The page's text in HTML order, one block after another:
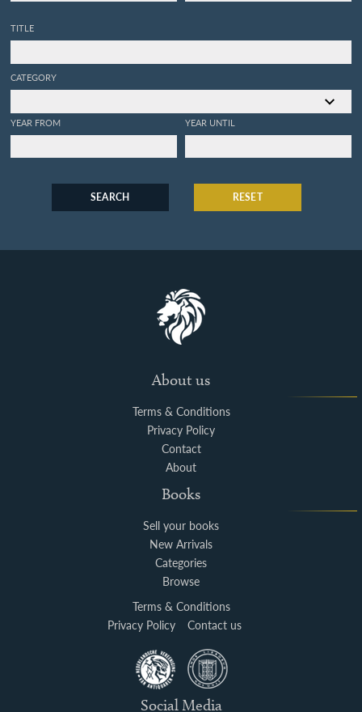
TITLE
CATEGORY
YEAR FROM YEAR UNTIL
SEARCH RESET
About us
Terms & Conditions
Privacy Policy
Contact
About
Books
Sell your books
New Arrivals
Categories
Browse
Terms & Conditions
Privacy Policy
Contact us
Social Media